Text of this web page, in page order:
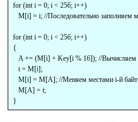
for (int i = 0; i < 256; i++)
M[i] = i; //Последовательно заполняем
for (int i = 0; i < 256; i++)
{
A += (M[i] + Key[i % 16]); //Вычисляем
t = M[i];
M[i] = M[A]; //Меняем местами i-й байт
M[A] = t;
}